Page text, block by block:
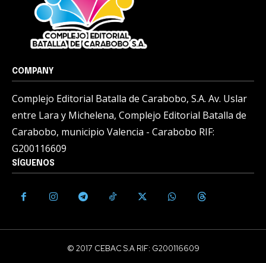
COMPANY
Complejo Editorial Batalla de Carabobo, S.A. Av. Uslar
entre Lara y Michelena, Complejo Editorial Batalla de
Carabobo, municipio Valencia - Carabobo RIF:
G200116609
SÍGUENOS
© 2017 CEBAC S.A RIF: G200116609